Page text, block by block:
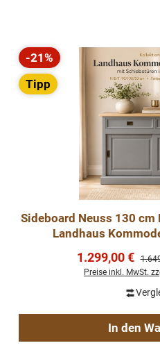
Rabatt
-21%
Tipp
Sideboard Neuss 130
Landhaus
Verkaufspreis:
1.299,00 €
Preise inkl. MwSt.
In den